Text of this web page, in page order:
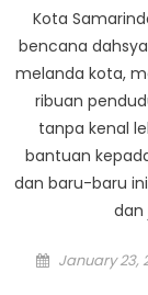
Kota
bencana
melanda kota,
ribuan
tanpa kenal
bantuan
dan baru-baru
dan
Posted
January 23,